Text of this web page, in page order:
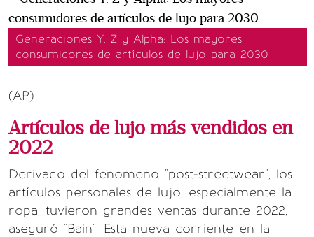
Generaciones Y, Z y Alpha: Los mayores
consumidores de artículos de lujo para 2030
(AP)
Artículos de lujo más vendidos en
2022
Derivado del fenomeno "post-streetwear", los
artículos personales de lujo, especialmente la
ropa, tuvieron grandes ventas durante 2022,
aseguró "Bain". Esta nueva corriente en la